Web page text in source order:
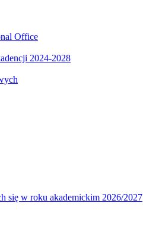
Office
2024-2028
się w roku akademickim 2026/2027